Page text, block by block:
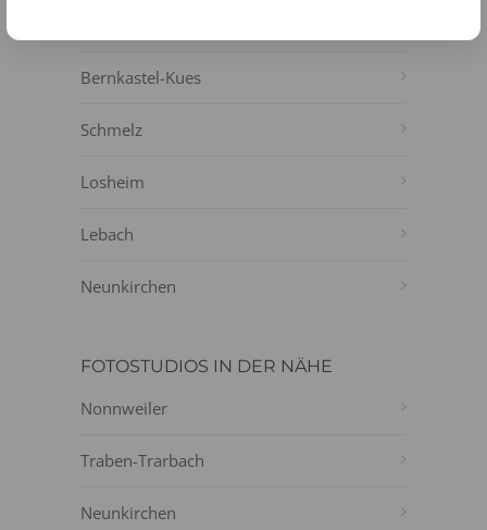
Bernkastel-Kues
Schmelz
Losheim
Lebach
Neunkirchen
FOTOSTUDIOS IN DER NÄHE
Nonnweiler
Traben-Trarbach
Neunkirchen